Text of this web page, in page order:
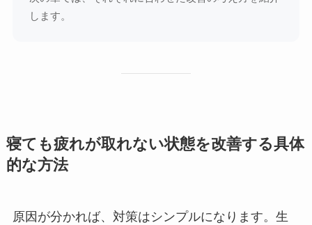
します。
寝ても疲れが取れない状態を改善する具体
的な方法
原因が分かれば、対策はシンプルになります。生